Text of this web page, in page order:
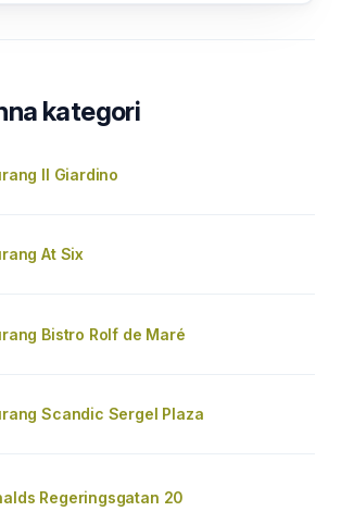
kategori
Il Giardino
At Six
Bistro Rolf de Maré
Scandic Sergel Plaza
Regeringsgatan 20